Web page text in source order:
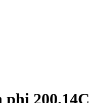
200.14C